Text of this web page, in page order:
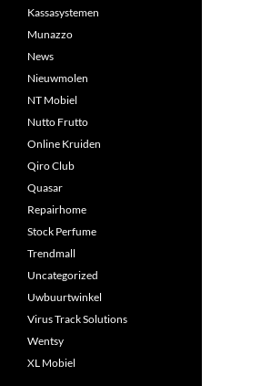
Kassasystemen
Munazzo
News
Nieuwmolen
NT Mobiel
Nutto Frutto
Online Kruiden
Qiro Club
Quasar
Repairhome
Stock Perfume
Trendmall
Uncategorized
Uwbuurtwinkel
Virus Track Solutions
Wentsy
XL Mobiel